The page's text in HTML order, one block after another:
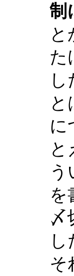
制
と
た
と
に
と
う
を
〆
し
そ